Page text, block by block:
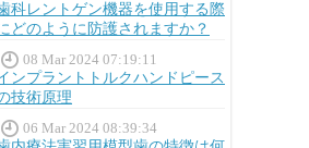
科レントゲン機器を使用する際
どのように防護されますか？
08 Mar 2024 07:19:11
ンプラントトルクハンドピース
技術原理
06 Mar 2024 08:39:34